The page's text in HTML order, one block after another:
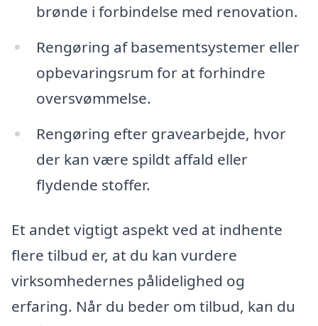
brønde i forbindelse med renovation.
Rengøring af basementsystemer eller
opbevaringsrum for at forhindre
oversvømmelse.
Rengøring efter gravearbejde, hvor
der kan være spildt affald eller
flydende stoffer.
Et andet vigtigt aspekt ved at indhente
flere tilbud er, at du kan vurdere
virksomhedernes pålidelighed og
erfaring. Når du beder om tilbud, kan du